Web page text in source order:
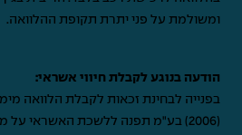
ומשולמת על פני יתרת תקופת ההלוואה.
הודעה בנוגע לקבלת חיווי אשראי:
בפנייה לבחינת זכאות לקבלת הלוואה
(2006) בע"מ תפנה ללשכת האשראי על